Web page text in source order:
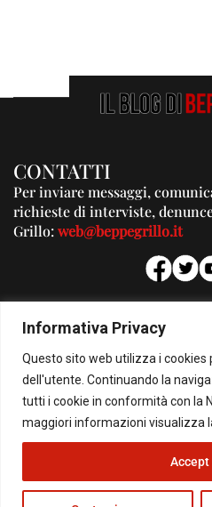
Informativa Privacy
Questo sito web utilizza i
dell'utente. Continuando la
tutti i cookie in conformità con la
maggiori informazioni visualizza
Accept
CONTATTI
Per inviare messaggi,
richieste di interviste,
Grillo:web@beppegrillo.it
Per la
© Copyright 2026 - Il Blog di Beppe